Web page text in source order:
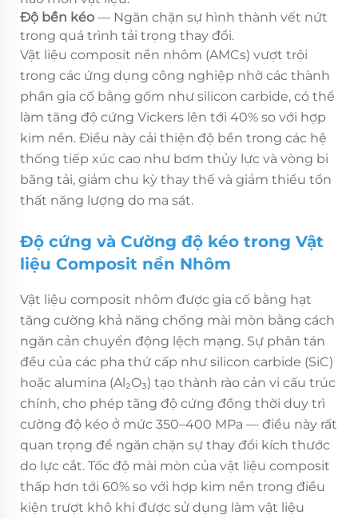
Độ bền kéo — Ngăn chặn sự hình thành vết nứt
trong quá trình tải trọng thay đổi.
Vật liệu composit nền nhôm (AMCs) vượt trội
trong các ứng dụng công nghiệp nhờ các thành
phần gia cố bằng gốm như silicon carbide, có thể
làm tăng độ cứng Vickers lên tới 40% so với hợp
kim nền. Điều này cải thiện độ bền trong các hệ
thống tiếp xúc cao như bơm thủy lực và vòng bi
băng tải, giảm chu kỳ thay thế và giảm thiểu tổn
thất năng lượng do ma sát.
Độ cứng và Cường độ kéo trong Vật
liệu Composit nền Nhôm
Vật liệu composit nhôm được gia cố bằng hạt
tăng cường khả năng chống mài mòn bằng cách
ngăn cản chuyển động lệch mạng. Sự phân tán
đều của các pha thứ cấp như silicon carbide (SiC)
hoặc alumina (Al₂O₃) tạo thành rào cản vi cấu trúc
chính, cho phép tăng độ cứng đồng thời duy trì
cường độ kéo ở mức 350–400 MPa — điều này rất
quan trọng để ngăn chặn sự thay đổi kích thước
do lực cắt. Tốc độ mài mòn của vật liệu composit
thấp hơn tới 60% so với hợp kim nền trong điều
kiện trượt khô khi được sử dụng làm vật liệu